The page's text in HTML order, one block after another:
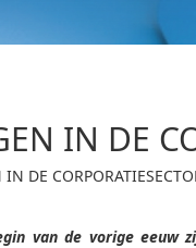
IN DE
DE
van de vorige eeuw